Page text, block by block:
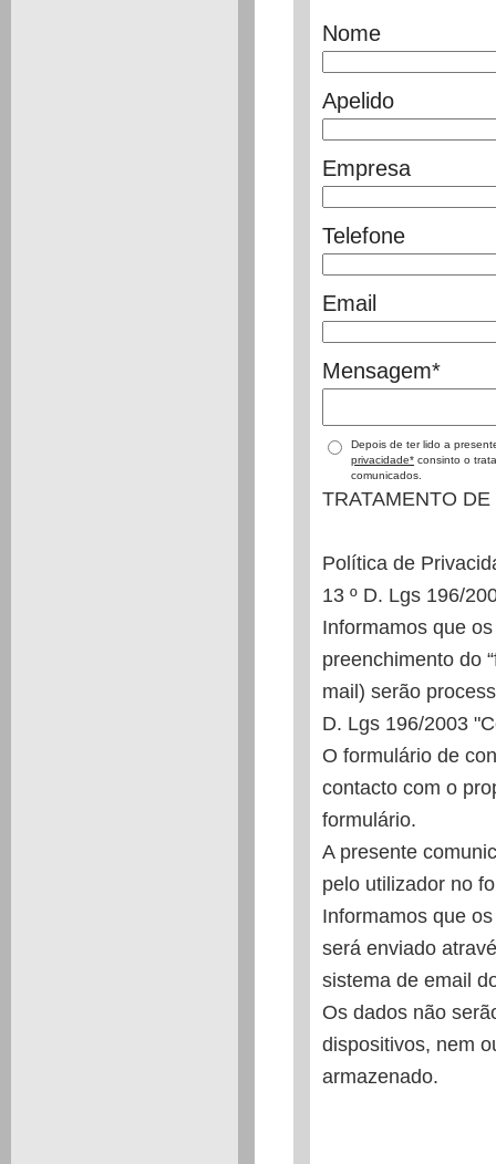
Nome
Apelido
Empresa
Telefone
Email
Mensagem*
Depois de ter lido a
privacidade* consinto o
comunicados.
TRATAMENTO
Política de
13 º D. Lgs 196/
Informamos que
preenchimento do
mail) serão
D. Lgs 196/2003
O formulário de
contacto com o
formulário.
A presente
pelo utilizador no
Informamos que
será enviado
sistema de email
Os dados não
dispositivos, nem
armazenado.